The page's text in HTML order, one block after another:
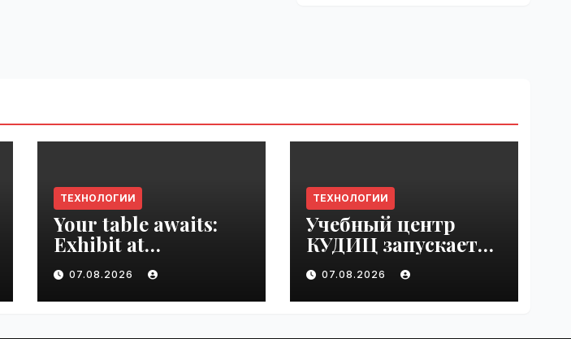
ТЕХНОЛОГИИ
Your table awaits:
Exhibit at
TechCrunch Disrupt
2026 to be seen by
thousands |
07.08.2026
ТЕХНОЛОГИИ
Учебный центр
КУДИЦ запускает
авторизованный
курс по
администрировани
07.08.2026